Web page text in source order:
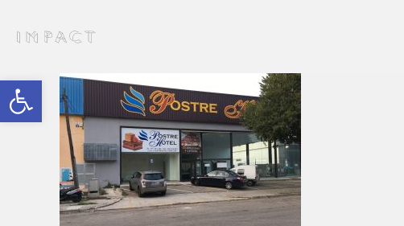
Abrir barra de herramientas